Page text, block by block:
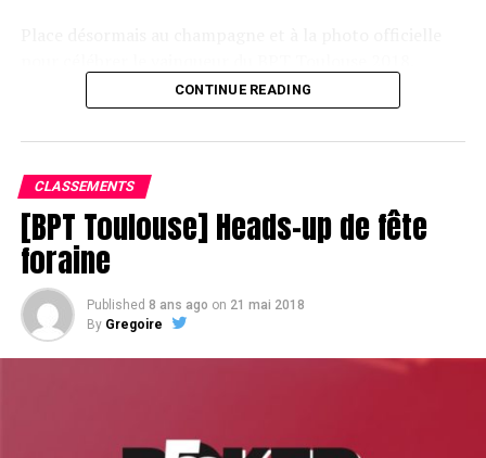
CONTINUE READING
CLASSEMENTS
[BPT Toulouse] Heads-up de fête
foraine
Published 8 ans ago on 21 mai 2018
By Gregoire